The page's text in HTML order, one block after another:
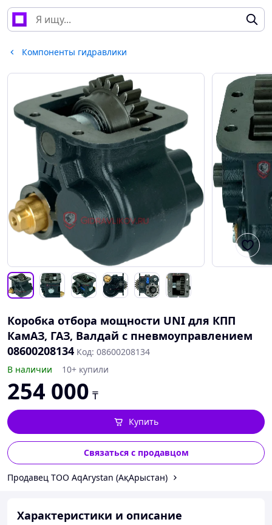
Компоненты гидравлики
Коробка отбора мощности UNI для КПП
КамАЗ, ГАЗ, Валдай с пневмоуправлением
08600208134 Код: 08600208134
В наличии
10+ купили
254 000 ₸
Купить
Связаться с продавцом
Продавец ТОО AqArystan (АқАрыстан)
Характеристики и описание